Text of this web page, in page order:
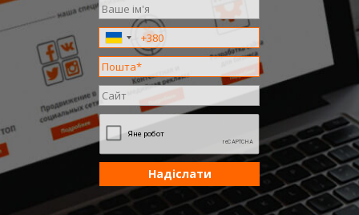
Надіслати